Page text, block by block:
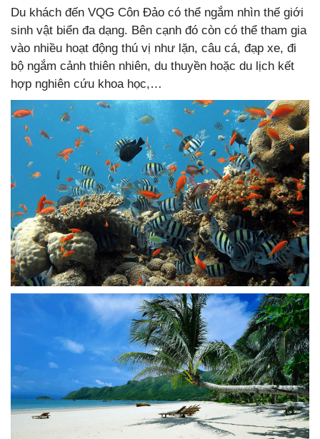
Du khách đến VQG Côn Đảo có thể ngắm nhìn thế giới
sinh vật biển đa dạng. Bên cạnh đó còn có thể tham gia
vào nhiều hoạt động thú vị như lặn, câu cá, đạp xe, đi
bộ ngắm cảnh thiên nhiên, du thuyền hoặc du lịch kết
hợp nghiên cứu khoa học,…